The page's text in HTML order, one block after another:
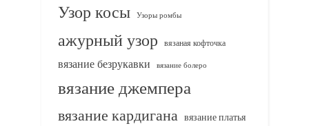
Узор косы Узоры ромбы
ажурный узор вязаная кофточка
вязание безрукавки вязание болеро
вязание джемпера
вязание кардигана вязание платья